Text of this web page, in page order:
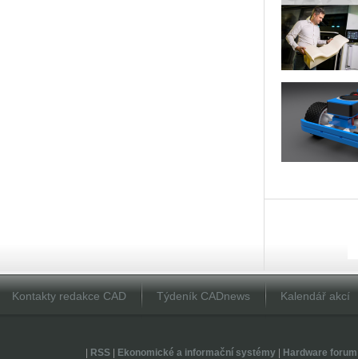
Kontakty redakce CAD Týdeník CADnews Kalendář akcí
RSS| Ekonomické a informační systémy| Hardware forum